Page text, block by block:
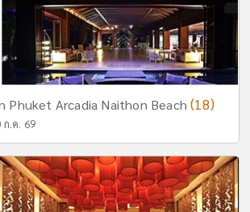
Phuket Arcadia Naithon Beach(18)
ก.ค. 69